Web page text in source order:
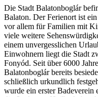
Die Stadt Balatonboglár
Balaton. Der Ferienort ist
vor allem für Familien mit
viele weitere
einem unvergesslichen
Einwohnern liegt die Stadt
Fonyód. Seit über 6000
Balatonboglár bereits
schließlich urkundlich
wurde ein erster Badeverein